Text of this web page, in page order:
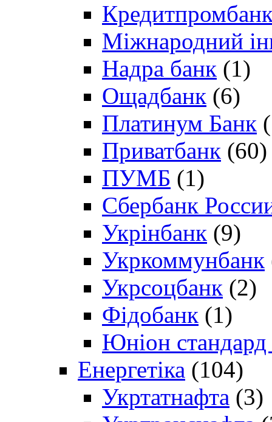
Міжнародний
Надра банк (1)
Ощадбанк (6)
Платинум Банк
Приватбанк (60)
ПУМБ (1)
Сбербанк
Укрінбанк (9)
Укркоммунбанк
Укрсоцбанк (2)
Фідобанк (1)
Юніон стандард
Енергетіка (104)
Укртатнафта (3)